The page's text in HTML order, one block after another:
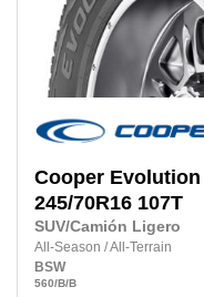
Cooper Evolution
245/70R16 107T
SUV/Camión Ligero
All-Season /All-Terrain
BSW
560/B/B